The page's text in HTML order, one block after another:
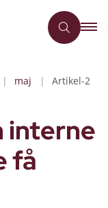
maj Artikel-2
interne
få